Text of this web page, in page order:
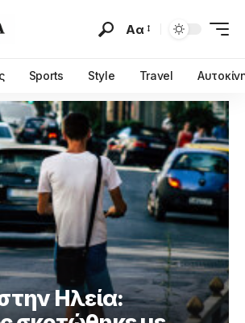
Αα
Sports Style Travel
Ηλεία: